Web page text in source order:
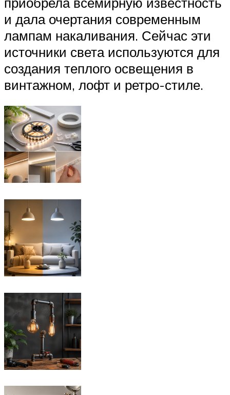
и дала очертания современным
лампам накаливания. Сейчас эти
источники света используются для
создания теплого освещения в
винтажном, лофт и ретро-стиле.